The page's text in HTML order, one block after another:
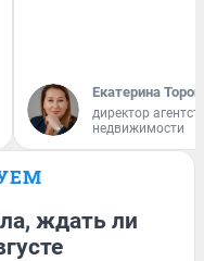
Екатерина
директор
недвижимости
ждать ли